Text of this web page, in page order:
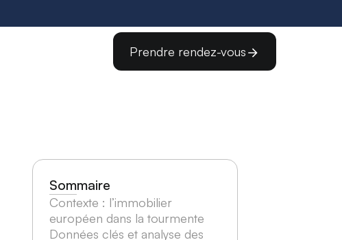
Prendre rendez-vous
Sommaire
Contexte : l’immobilier
européen dans la tourmente
Données clés et analyse des